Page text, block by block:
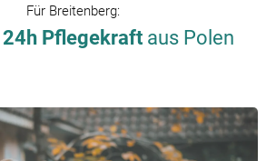
Für Breitenberg:
24h Pflegekraft aus Polen